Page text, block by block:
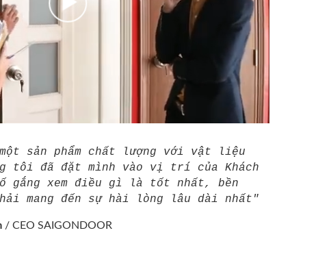
sản phẩm chất lượng với vật liệu
tôi đã đặt mình vào vị trí của Khách
gắng xem điều gì là tốt nhất, bền
mang đến sự hài lòng lâu dài nhất"
/ CEO SAIGONDOOR